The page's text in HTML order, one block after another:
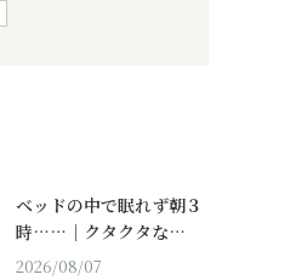
ベッドの中で眠れず朝３
時……｜クタクタな…
2026/08/07